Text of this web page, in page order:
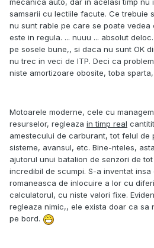
mecanica auto, dar in acelasi timp nu
samsarii cu lectiile facute. Ce trebuie
nu sunt rable pe care se poate
este in regula. ... nuuu ... absolut
pe sosele bune,, si daca nu sunt OK
nu trec in veci de ITP. Deci ca
niste amortizoare obosite, toba
Motoarele moderne, cele cu
resurselor, regleaza in timp real
amestecului de carburant, tot felul de
sisteme, avansul, etc. Bine-nteles,
ajutorul unui batalion de senzori de
incredibil de scumpi. S-a inventat insa
romaneasca de inlocuire a lor cu
calculatorul, cu niste valori fixe.
regleaza nimic,, ele exista doar ca sa
pe bord.